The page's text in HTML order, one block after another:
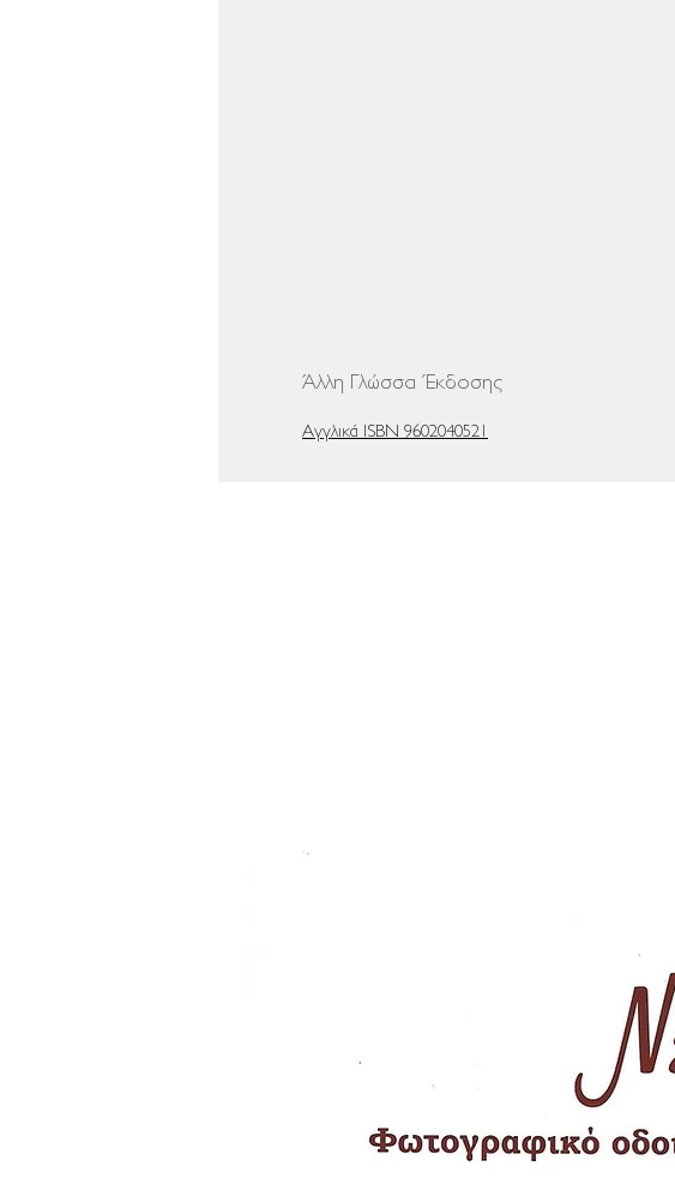
Άλλη Γλώσσα Έκδοσης
Αγγλικά ISBN 9602040521